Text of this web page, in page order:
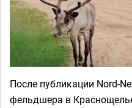
После публикации Nord-
фельдшера в